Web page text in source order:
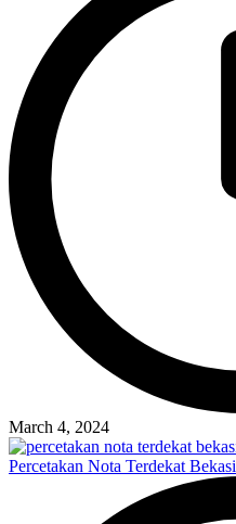
March 4, 2024
Percetakan Nota Terdekat Bekasi